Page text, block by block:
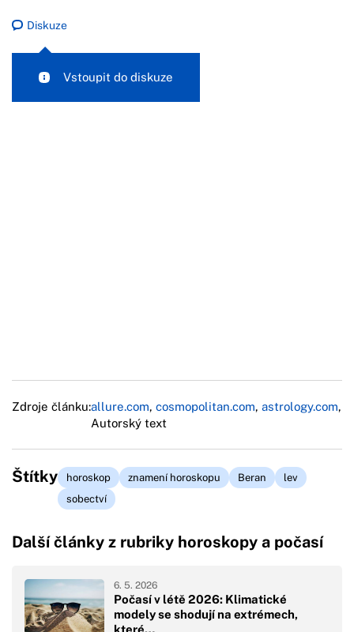
Diskuze
Vstoupit do diskuze
Zdroje článku:allure.com, cosmopolitan.com, astrology.com,
Autorský text
Štítky horoskop znamení horoskopu Beran
lev
sobectví
Další články z rubriky horoskopy a počasí
Počasí v létě 2026: Klimatické
modely se shodují na extrémech,
které…
6. 5. 2026